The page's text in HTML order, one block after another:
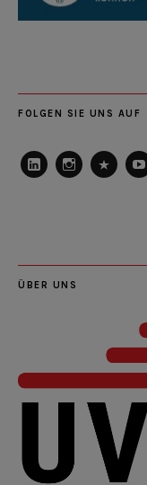
FOLGEN SIE UNS AUF
ÜBER UNS